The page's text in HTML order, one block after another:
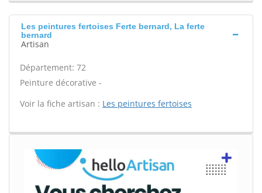
Les peintures fertoises Ferte bernard, La ferte
bernard
Artisan
Département: 72
Peinture décorative -
Voir la fiche artisan : Les peintures fertoises